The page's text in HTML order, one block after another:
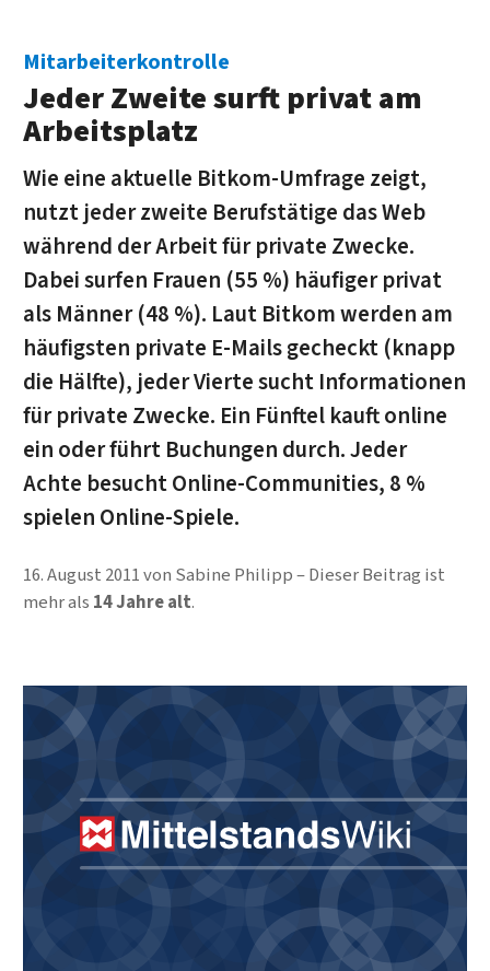
Mitarbeiterkontrolle
Jeder Zweite surft privat am
Arbeitsplatz
Wie eine aktuelle Bitkom-Umfrage zeigt,
nutzt jeder zweite Berufstätige das Web
während der Arbeit für private Zwecke.
Dabei surfen Frauen (55 %) häufiger privat
als Männer (48 %). Laut Bitkom werden am
häufigsten private E-Mails gecheckt (knapp
die Hälfte), jeder Vierte sucht Informationen
für private Zwecke. Ein Fünftel kauft online
ein oder führt Buchungen durch. Jeder
Achte besucht Online-Communities, 8 %
spielen Online-Spiele.
16. August 2011von Sabine Philipp
Dieser Beitrag ist
mehr als 14 Jahre alt.